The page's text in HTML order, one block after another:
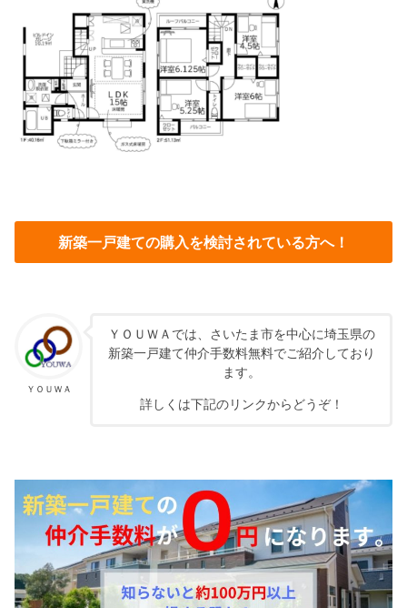
新築一戸建ての購入を検討されている方へ！
ＹＯＵＷＡ
ＹＯＵＷＡでは、さいたま市を中心に埼玉県の
新築一戸建て仲介手数料無料でご紹介しており
ます。
詳しくは下記のリンクからどうぞ！